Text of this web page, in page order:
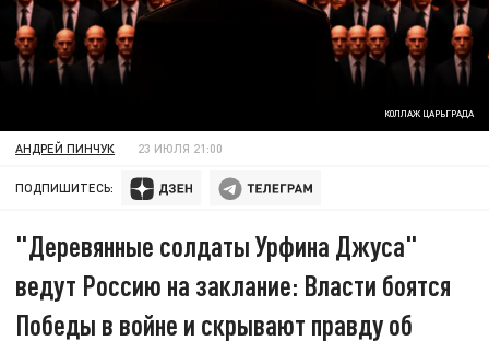
КОЛЛАЖ ЦАРЬГРАДА
АНДРЕЙ ПИНЧУК 23 ИЮЛЯ 21:00
ПОДПИШИТЕСЬ:
"Деревянные солдаты Урфина Джуса"
ведут Россию на заклание: Власти боятся
Победы в войне и скрывают правду об